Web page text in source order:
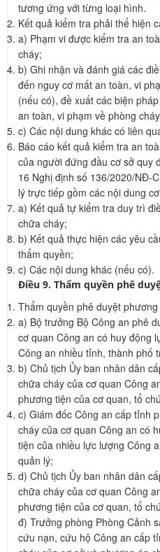
tương ứng với từng loại hình.
Kết quả kiểm tra phải thể hiện
a) Phạm vi được kiểm tra an
cháy;
b) Ghi nhận và đánh giá các
đến nguy cơ mất an toàn, vi
(nếu có), đề xuất các biện
an toàn, vi phạm về phòng
c) Các nội dung khác có liên
Báo cáo kết quả kiểm tra an
của người đứng đầu cơ sở quy
16 Nghị định số 136/2020/NĐ-
lý trực tiếp gồm các nội dung
a) Kết quả tự kiểm tra duy trì
chữa cháy;
b) Kết quả thực hiện các yêu
thẩm quyền;
c) Các nội dung khác (nếu có).
Điều 9. Thẩm quyền phê
Thẩm quyền phê duyệt
a) Bộ trưởng Bộ Công an phê
cơ quan Công an có huy động
Công an nhiều tỉnh, thành phố
b) Chủ tịch Ủy ban nhân dân
chữa cháy của cơ quan Công
phương tiện của cơ quan, tổ
c) Giám đốc Công an cấp tỉnh
cháy của cơ quan Công an có
tiện của nhiều lực lượng Công
quản lý;
d) Chủ tịch Ủy ban nhân dân
chữa cháy của cơ quan Công
phương tiện của cơ quan, tổ
đ) Trưởng phòng Phòng Cảnh
cứu nạn, cứu hộ Công an cấp